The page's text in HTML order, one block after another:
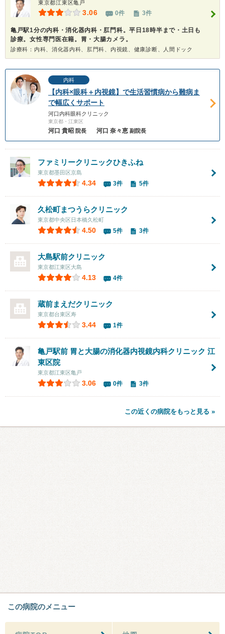
東京都江東区亀戸
3.06 0件 3件
亀戸駅1分の内科・消化器内科・肛門科。平日18時半まで・土日も
診療。女性専門医在籍。胃・大腸カメラ。
診療科：内科、消化器内科、肛門科、内視鏡、健康診断、人間ドック
内科
【内科×眼科＋内視鏡】で生活習慣病から難病ま
で幅広くサポート
河口内科眼科クリニック
東京都・江東区
河口 貴昭 院長 河口 奈々恵 副院長
ファミリークリニックひきふね
東京都墨田区京島
4.34 3件 5件
久松町まつうらクリニック
東京都中央区日本橋久松町
4.50 5件 3件
大島駅前クリニック
東京都江東区大島
4.13 4件
蔵前まえだクリニック
東京都台東区寿
3.44 1件
亀戸駅前 胃と大腸の消化器内視鏡内科クリニック 江
東区院
東京都江東区亀戸
3.06 0件 3件
この近くの病院をもっと見る »
この病院のメニュー